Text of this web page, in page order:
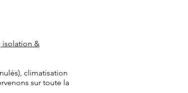
isolation &
climatisation
sur toute la